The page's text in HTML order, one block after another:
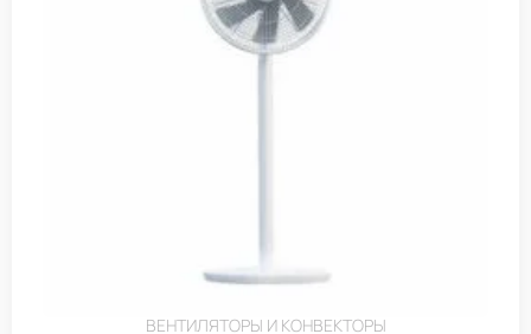
ВЕНТИЛЯТОРЫ И КОНВЕКТОРЫ